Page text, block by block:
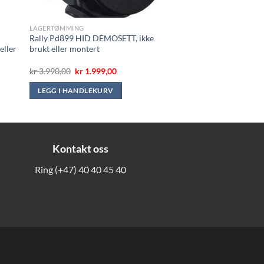
LAGERTØMMING
Rally Pd899 HID DEMOSETT, ikke
brukt eller montert
kr3.990,00 Opprinnelig
var:
kr 3.990,00.
kr1.999,00Nåværende
LEGG I HANDLEKURV
Kontakt oss
Ring (+47) 40 40 45 40